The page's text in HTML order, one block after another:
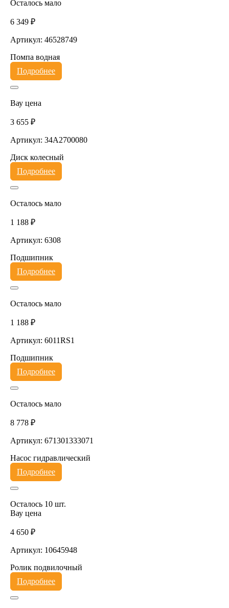
Осталось мало
6 349 ₽
Артикул: 46528749
Помпа водная
Подробнее
Вау цена
3 655 ₽
Артикул: 34A2700080
Диск колесный
Подробнее
Осталось мало
1 188 ₽
Артикул: 6308
Подшипник
Подробнее
Осталось мало
1 188 ₽
Артикул: 6011RS1
Подшипник
Подробнее
Осталось мало
8 778 ₽
Артикул: 671301333071
Насос гидравлический
Подробнее
Осталось 10 шт.
Вау цена
4 650 ₽
Артикул: 10645948
Ролик подвилочный
Подробнее